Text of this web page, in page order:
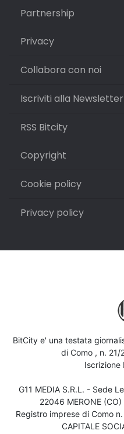
Partnership
Privacy
Collabora con noi
Iscriviti alla Newsletter
RSS Bitcity
Copyright
Cookie policy
Privacy policy
BitCity e' una testata
di Como , n.
Iscrizione
G11 MEDIA S.R.L. - Sede
22046 MERONE
Registro imprese di Como
CAPITALE